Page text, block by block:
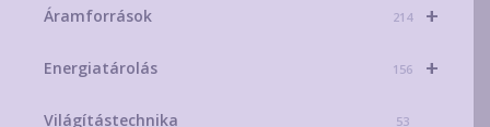
+
Áramforrások 214
+
Energiatárolás 156
Világítástechnika 53